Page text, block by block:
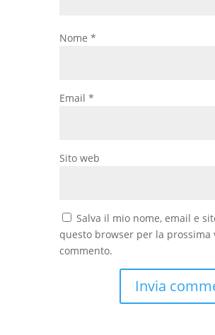
Nome *
Email *
Sito web
Salva il mio nome, email e
questo browser per la prossima
commento.